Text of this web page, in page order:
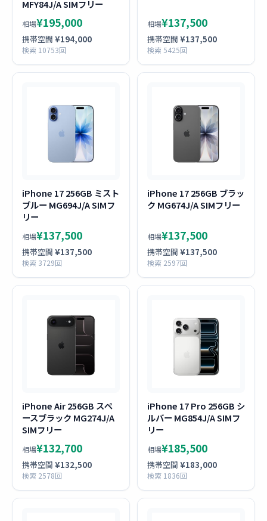
MFY84J/A SIMフリー
相場¥195,000
携帯空間 ¥194,000
検索 10753回
相場¥137,500
携帯空間 ¥137,500
検索 5425回
iPhone 17 256GB ミスト
ブルー MG694J/A SIMフ
リー
相場¥137,500
携帯空間 ¥137,500
検索 3729回
iPhone 17 256GB ブラッ
ク MG674J/A SIMフリー
相場¥137,500
携帯空間 ¥137,500
検索 2597回
iPhone Air 256GB スペ
ースブラック MG274J/A
SIMフリー
相場¥132,700
携帯空間 ¥132,500
検索 2578回
iPhone 17 Pro 256GB シ
ルバー MG854J/A SIMフ
リー
相場¥185,500
携帯空間 ¥183,000
検索 1836回